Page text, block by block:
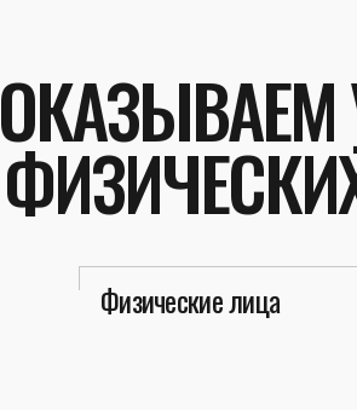
ОКАЗЫВАЕМ
Физические лица